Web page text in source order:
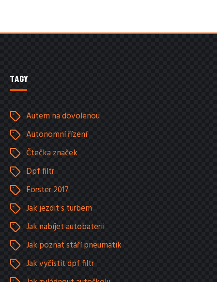
TAGY
Autem na dovolenou
Autonomní řízení
Čtečka značek
Dpf filtr
Forster 2017
Jak jezdit s turbem
Jak nabíjet autobaterii
Jak poznat stáří pneumatik
Jak vyčistit dpf filtr